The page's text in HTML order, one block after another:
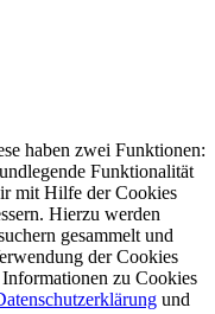
haben zwei Funktionen:
Funktionalität
mit Hilfe der Cookies
Hierzu werden
gesammelt und
der Cookies
zu Cookies
und